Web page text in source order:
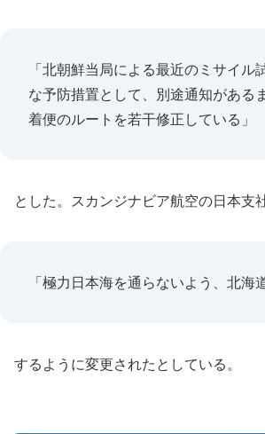
「北朝鮮当局による最近のミサイル
な予防措置として、別途通知がある
着便のルートを若干修正している」
とした。スカンジナビア航空の日本支
「極力日本海を通らないよう、北海
するように変更されたとしている。